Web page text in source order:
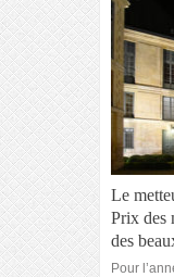
Le
Prix des
des
Pour